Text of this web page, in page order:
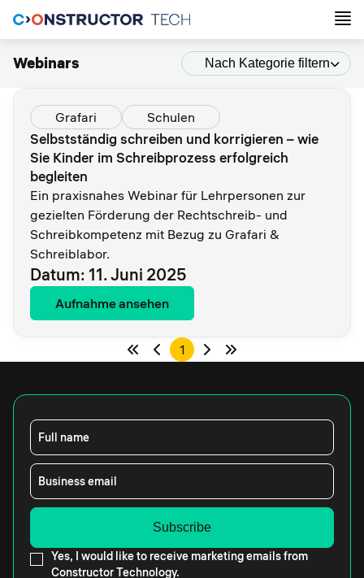
Webinars Nach Kategorie filtern
Grafari Schulen
Selbstständig schreiben und korrigieren – wie
Sie Kinder im Schreibprozess erfolgreich
begleiten
Ein praxisnahes Webinar für Lehrpersonen zur
gezielten Förderung der Rechtschreib- und
Schreibkompetenz mit Bezug zu Grafari &
Schreiblabor.
Datum: 11. Juni 2025
Aufnahme ansehen
1
Full name
Business email
Yes, I would like to receive marketing emails from
Constructor Technology.